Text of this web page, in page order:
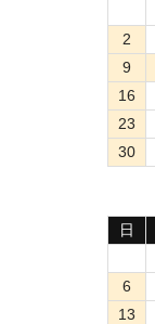
2
9
16
23
30
日
6
13